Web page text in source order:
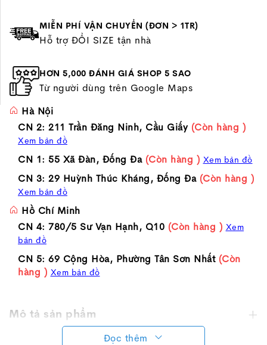
MIỄN PHÍ VẬN CHUYỂN (ĐƠN > 1TR)
Hỗ trợ ĐỔI SIZE tận nhà
HƠN 5,000 ĐÁNH GIÁ SHOP 5 SAO
Từ người dùng trên Google Maps
Hà Nội
CN 2: 211 Trần Đăng Ninh, Cầu Giấy (Còn hàng )
Xem bản đồ
CN 1: 55 Xã Đàn, Đống Đa (Còn hàng ) Xem bản đồ
CN 3: 29 Huỳnh Thúc Kháng, Đống Đa (Còn hàng )
Xem bản đồ
Hồ Chí Minh
CN 4: 780/5 Sư Vạn Hạnh, Q10 (Còn hàng ) Xem
bản đồ
CN 5: 69 Cộng Hòa, Phường Tân Sơn Nhất (Còn
hàng ) Xem bản đồ
Mô tả sản phẩm
Đọc thêm